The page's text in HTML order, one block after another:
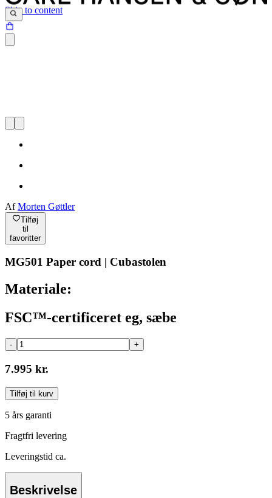
Skip to content
AfMorten Gøttler
Tilføj
til
favoritter
MG501 Paper cord | Cubastolen
Materiale:
FSC™-certificeret eg, sæbe
- +
7.995 kr.
Tilføj til kurv
5 års garanti
Fragtfri levering
Leveringstid ca.
Beskrivelse